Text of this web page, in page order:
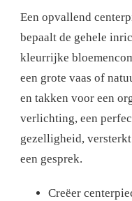
Een opvallend
bepaalt de gehele
kleurrijke
een grote vaas of
en takken voor een
verlichting, een
gezelligheid,
een gesprek.
Creëer